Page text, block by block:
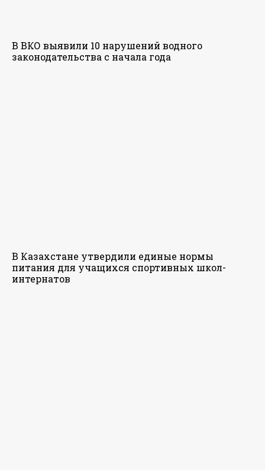
В ВКО выявили 10 нарушений водного
законодательства с начала года
В Казахстане утвердили единые нормы
питания для учащихся спортивных школ-
интернатов